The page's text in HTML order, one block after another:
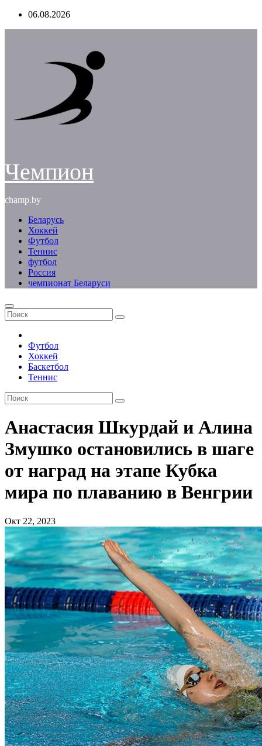
Перейти06.08.2026
Чемпион
champ.by
Беларусь
Хоккей
Футбол
Теннис
футбол
Россия
чемпионат Беларуси
Футбол
Хоккей
Баскетбол
Теннис
Анастасия Шкурдай и Алина
Змушко остановились в шаге
от наград на этапе Кубка
мира по плаванию в Венгрии
Окт 22, 2023